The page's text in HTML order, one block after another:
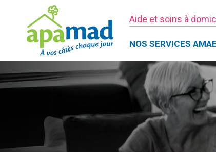
Aide et soins à
NOS SERVICES